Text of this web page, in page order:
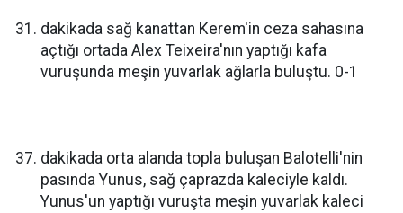
dakikada sağ kanattan Kerem'in ceza sahasına
açtığı ortada Alex Teixeira'nın yaptığı kafa
vuruşunda meşin yuvarlak ağlarla buluştu. 0-1
dakikada orta alanda topla buluşan Balotelli'nin
pasında Yunus, sağ çaprazda kaleciyle kaldı.
Yunus'un yaptığı vuruşta meşin yuvarlak kaleci